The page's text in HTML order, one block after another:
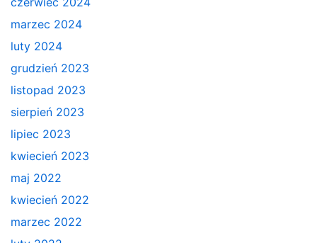
marzec 2024
luty 2024
grudzień 2023
listopad 2023
sierpień 2023
lipiec 2023
kwiecień 2023
maj 2022
kwiecień 2022
marzec 2022